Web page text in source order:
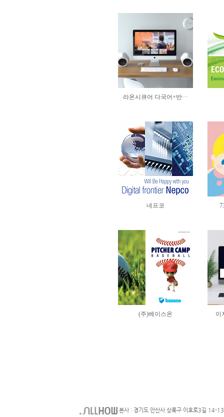
본사 : 경기도 안산사 상록구 이호로3길 14-